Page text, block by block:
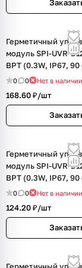
Герметичный
модуль SPI-UVR-
BPT (0.3W, IP67, 90
(Arlight, Пластик, 5
0 0 Нет в наличии
168.60 ₽/шт
Герметичный
модуль SPI-UVR-
BPT (0.3W, IP67, 90
(Arlight, Пластик, 5
0 0 Нет в наличии
124.20 ₽/шт